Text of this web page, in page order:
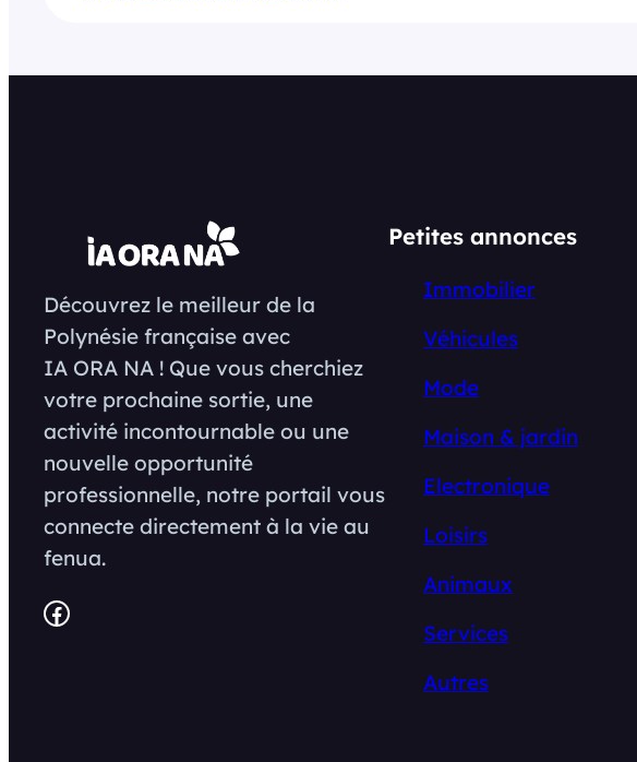
Découvrez le meilleur de la
Polynésie française avec
IA ORA NA ! Que vous cherchiez
votre prochaine sortie, une
activité incontournable ou une
nouvelle opportunité
professionnelle, notre portail vous
connecte directement à la vie au
fenua.
Facebook
Petites annonces
Immobilier
Véhicules
Mode
Maison & jardin
Electronique
Loisirs
Animaux
Services
Autres